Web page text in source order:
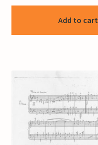
Add to cart